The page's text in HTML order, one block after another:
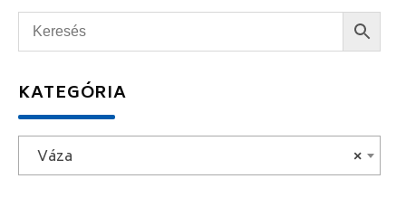
KATEGÓRIA
×
Váza